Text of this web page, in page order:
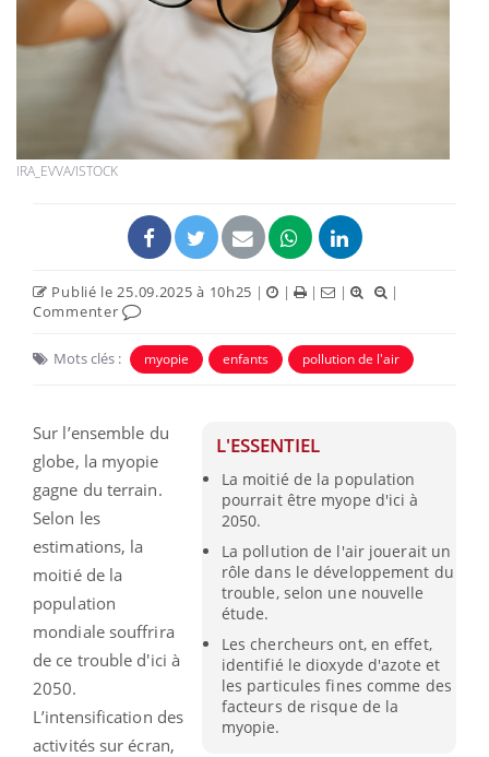
IRA_EVVA/ISTOCK
Publié le 25.09.2025 à 10h25 | | | |
|
Commenter
Mots clés : myopie enfants pollution de l'air
L'ESSENTIEL
La moitié de la population
pourrait être myope d'ici à
2050.
La pollution de l'air jouerait un
rôle dans le développement du
trouble, selon une nouvelle
étude.
Les chercheurs ont, en effet,
identifié le dioxyde d'azote et
les particules fines comme des
facteurs de risque de la
myopie.
Sur l’ensemble du
globe, la myopie
gagne du terrain.
Selon les
estimations, la
moitié de la
population
mondiale souffrira
de ce trouble d'ici à
2050.
L’intensification des
activités sur écran,